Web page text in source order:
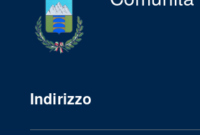
Indirizzo